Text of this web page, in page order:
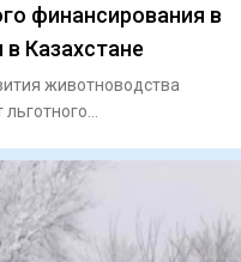
финансирования в
Казахстане
животноводства